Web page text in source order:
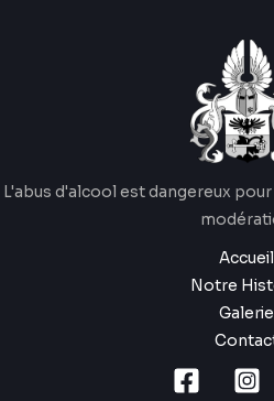
L'abus d'alcool est dangereux
Accueil
Notre
Galerie